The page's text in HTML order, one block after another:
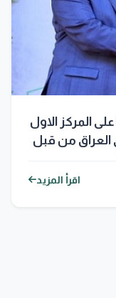
المركز الاول
العراق من قبل
اقرأ المزيد